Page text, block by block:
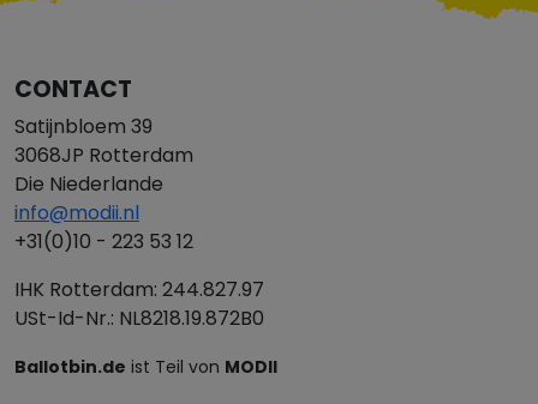
CONTACT
Satijnbloem 39
3068JP Rotterdam
Die Niederlande
info@modii.nl
+31(0)10 - 223 53 12
IHK Rotterdam: 244.827.97
USt-Id-Nr.: NL8218.19.872B0
Ballotbin.de ist Teil von MODII